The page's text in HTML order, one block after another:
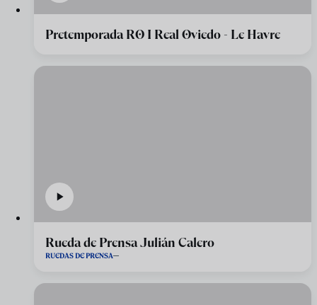
Pretemporada RO I Real Oviedo - Le Havre
Rueda de Prensa Julián Calero
RUEDAS DE PRENSA